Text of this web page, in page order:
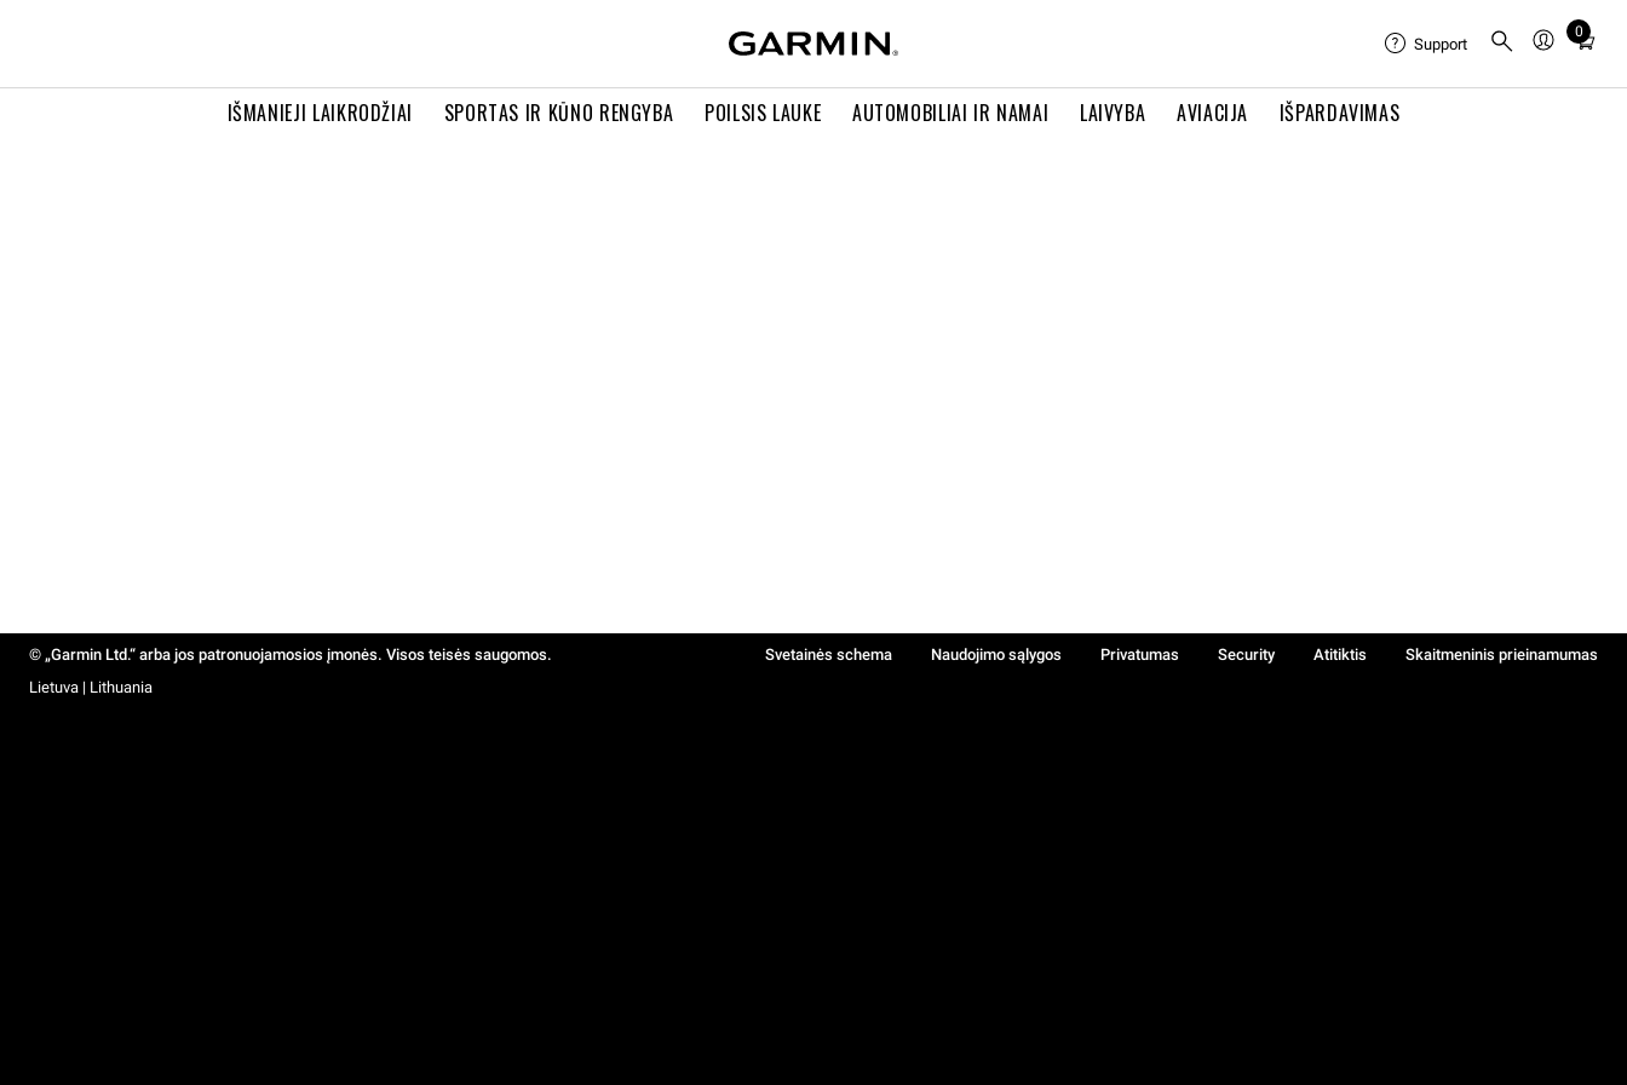
IŠMANIEJI LAIKRODŽIAI SPORTAS IR KŪNO RENGYBA POILSIS LAUKE AUTOMOBILIAI IR NAMAI LAIVYBA AVIACIJA IŠPARDAVIMAS
Support
0
Total
in
© „Garmin Ltd.“ arba jos patronuojamosios įmonės. Visos teisės saugomos. Svetainės schema Naudojimo sąlygos Privatumas Security Atitiktis
Skaitmeninis prieinamumas
Lietuva | Lithuania